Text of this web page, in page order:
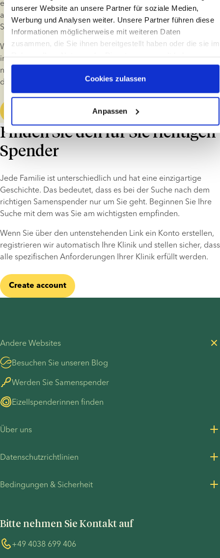
unserer Website an unsere Partner für soziale Medien,
Werbung und Analysen weiter. Unsere Partner führen diese
Informationen möglicherweise mit weiteren Daten
zusammen, die Sie ihnen bereitgestellt haben oder die sie im
Cookies zulassen
Anpassen
einem durch Spendersamen gezeugten Kind und unterstützen
auf verschiedene Weise Personen, die mit Hilfe von
Spendersamen gezeugt wurden.
Wenn Sie eine Fruchtbarkeitsbehandlung mit Spendersamen
in Betracht ziehen, empfehlen wir Ihnen, sich etwas Zeit zu
nehmen, um mehr über das Leben als Familie mit einem
durch Spendersamen gezeugten Kind zu erfahren.
Familie mit Spenderkind
Finden Sie den für Sie richtigen
Spender
Jede Familie ist unterschiedlich und hat eine einzigartige
Geschichte. Das bedeutet, dass es bei der Suche nach dem
richtigen Samenspender nur um Sie geht. Beginnen Sie Ihre
Suche mit dem was Sie am wichtigsten empfinden.
Wenn Sie über den untenstehenden Link ein Konto erstellen,
registrieren wir automatisch Ihre Klinik und stellen sicher, dass
alle spezifischen Anforderungen Ihrer Klinik erfüllt werden.
Create account
Bitte nehmen Sie Kontakt auf
+49 4038 699 406
Andere Websites
Besuchen Sie unseren Blog
Werden Sie Samenspender
Eizellspenderinnen finden
Über uns
Presseinformationen
Informationen zum TP53-Fall
Datenschutzrichtlinien
Bedingungen & Sicherheit
COVID-19 precautions
Whistleblower